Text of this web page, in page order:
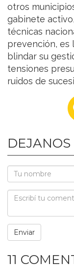
otros
gabinete
técnicas
prevención, es
blindar su
tensiones
ruidos de
11